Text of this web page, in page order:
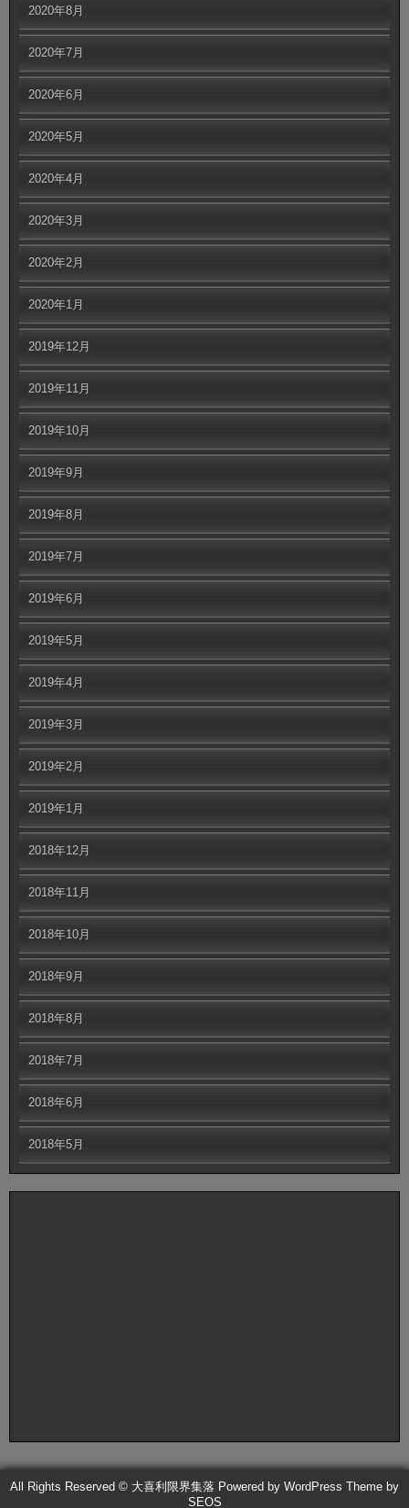
2020年8月
2020年7月
2020年6月
2020年5月
2020年4月
2020年3月
2020年2月
2020年1月
2019年12月
2019年11月
2019年10月
2019年9月
2019年8月
2019年7月
2019年6月
2019年5月
2019年4月
2019年3月
2019年2月
2019年1月
2018年12月
2018年11月
2018年10月
2018年9月
2018年8月
2018年7月
2018年6月
2018年5月
All Rights Reserved © 大喜利限界集落 Powered by WordPress Theme by
SEOS